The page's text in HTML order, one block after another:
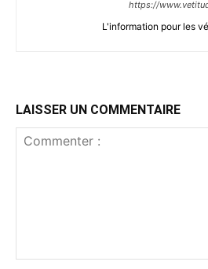
https://
L'information pour les
LAISSER UN COMMENTAIRE